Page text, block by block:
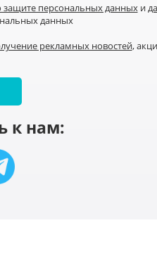
защите персональных данныхи
данных
рекламных новостей,
к нам: